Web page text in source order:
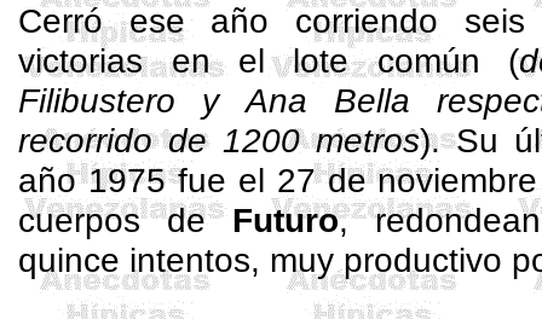
Cerró ese año corriendo
victorias en el lote común (
Filibustero y Ana Bella
recorrido de 1200 metros). Su
año 1975 fue el 27 de
cuerpos deFuturo,
quince intentos, muy productivo